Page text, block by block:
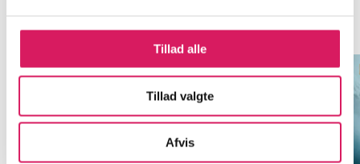
Tillad alle
Tillad valgte
Afvis